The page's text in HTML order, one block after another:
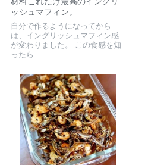
ッシュマフィン。
自分で作るようになってから
は、イングリッシュマフィン感
が変わりました。 この食感を知
ったら...